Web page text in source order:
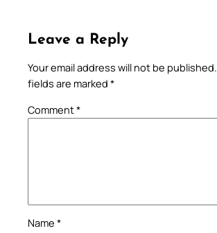
Leave a Reply
Your email address will not be published.
fields are marked *
Comment*
Name *